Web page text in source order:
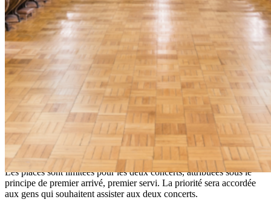
11h15: Prestation de Jessica Latouche, soprano, et Marc D’Anjou,
organiste, dans le chœur du Monastère des Augustines
10h à 16h:Visite autonome des expositions Grandir chez les
Ursulinesau Pôle culturel du Monastère des Ursulines
etRésonances. Entre elles et nous
au Monastère des Augustines.
Des animateurs seront sur place pour répondre à vos questions.
Aucune visite commentée ne sera offerte pour l’occasion.
Toutes les activités sont gratuites et l’événement aura lieu même en
cas de pluie.
Notes importantes
Les places sont limitées pour les deux concerts, attribuées sous le
principe de premier arrivé, premier servi. La priorité sera accordée
aux gens qui souhaitent assister aux deux concerts.